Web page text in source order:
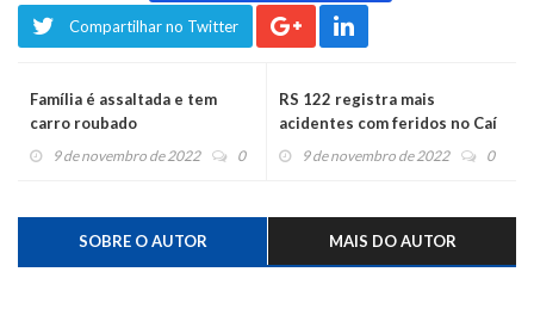
Compartilhar no Twitter
Família é assaltada e tem
carro roubado
9 de novembro de 2022 0
RS 122 registra mais
acidentes com feridos no Caí
9 de novembro de 2022 0
SOBRE O AUTOR MAIS DO AUTOR